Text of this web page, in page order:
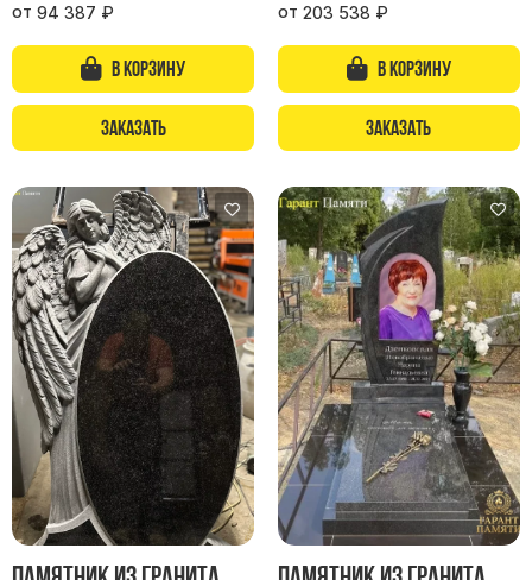
Памятники с воздушным креcтом
Памятники с колоннами
Памятники современные
Памятники стандартные
Памятники черные
Памятники со свечей
Памятники в виде дерева
Памятники с лебедями
Памятники в форме волны
Хачкары
Памятники ростовые
Памятники в форме скалы
Памятник Родителям
Флагштоки
Мемориальные доски
от 94 387 ₽
В корзину
Заказать
от 203 538 ₽
В корзину
Заказать